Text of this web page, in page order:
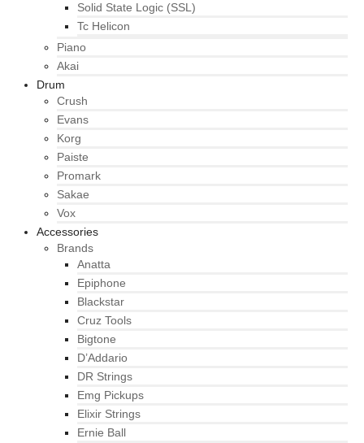
Solid State Logic (SSL)
Tc Helicon
Piano
Akai
Drum
Crush
Evans
Korg
Paiste
Promark
Sakae
Vox
Accessories
Brands
Anatta
Epiphone
Blackstar
Cruz Tools
Bigtone
D’Addario
DR Strings
Emg Pickups
Elixir Strings
Ernie Ball